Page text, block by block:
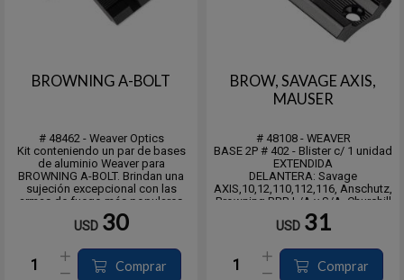
BROWNING A-BOLT
# 48462 - Weaver Optics
Kit conteniendo un par de bases
de aluminio Weaver para
BROWNING A-BOLT. Brindan una
sujeción excepcional con las
armas de fuego más populares
disponibles.
Están fabricados con aluminio de
estándares precisos para resistir
un retroceso abusivo sin...
USD 30
Comprar
BROW, SAVAGE AXIS,
MAUSER
# 48108 - WEAVER
BASE 2P # 402 - Blister c/ 1 unidad
EXTENDIDA
DELANTERA: Savage
AXIS,10,12,110,112,116, Anschutz,
Browning BBR L/A y S/A, Churchill
950,950C,972, Marlin
455,XL7,XS7,X7, Mauser 98,410,
1000,1000C,1100,1200,1700, Colt
57, Cooey, Enfield, Winc...
USD 31
Comprar